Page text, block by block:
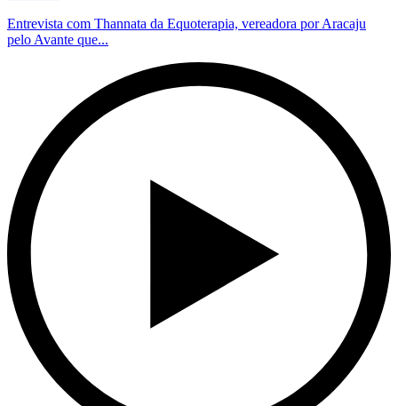
Entrevista com Thannata da Equoterapia, vereadora por Aracaju
pelo Avante que...